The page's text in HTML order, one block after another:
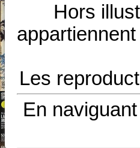
Hors
Les
En